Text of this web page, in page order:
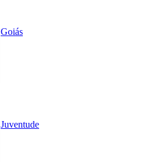
Goiás
Juventude